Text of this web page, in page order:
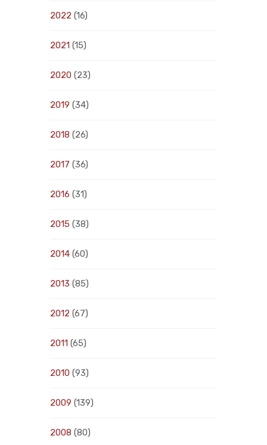
2022 (16)
2021 (15)
2020 (23)
2019 (34)
2018 (26)
2017 (36)
2016 (31)
2015 (38)
2014 (60)
2013 (85)
2012 (67)
2011 (65)
2010 (93)
2009 (139)
2008 (80)